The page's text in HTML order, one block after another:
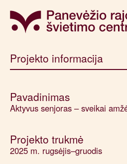
Projekto informacija
Pavadinimas
Aktyvus senjoras – sveikai
Projekto trukmė
2025 m. rugsėjis–gruodis